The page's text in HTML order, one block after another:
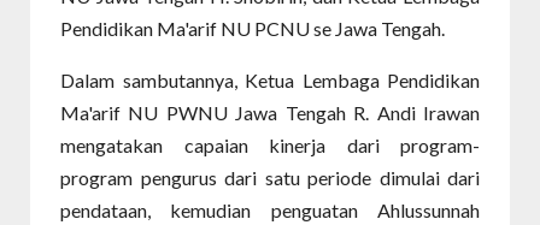
Pendidikan Ma'arif NU PCNU se Jawa Tengah.
Dalam sambutannya, Ketua Lembaga Pendidikan
Ma'arif NU PWNU Jawa Tengah R. Andi Irawan
mengatakan capaian kinerja dari program-
program pengurus dari satu periode dimulai dari
pendataan, kemudian penguatan Ahlussunnah